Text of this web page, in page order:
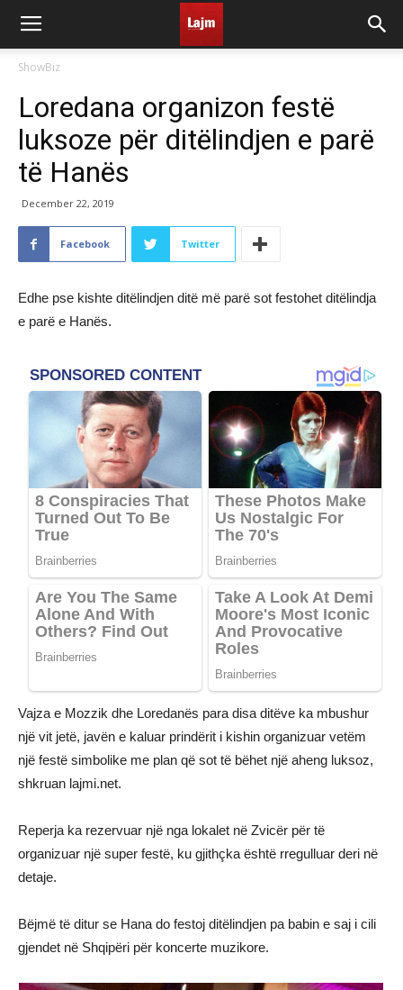
ShowBiz
Loredana organizon festë
luksoze për ditëlindjen e parë
të Hanës
December 22, 2019
Facebook Twitter
Edhe pse kishte ditëlindjen ditë më parë sot festohet ditëlindja
e parë e Hanës.
Vajza e Mozzik dhe Loredanës para disa ditëve ka mbushur
një vit jetë, javën e kaluar prindërit i kishin organizuar vetëm
një festë simbolike me plan që sot të bëhet një aheng luksoz,
shkruan lajmi.net.
Reperja ka rezervuar një nga lokalet në Zvicër për të
organizuar një super festë, ku gjithçka është rregulluar deri në
detaje.
Bëjmë të ditur se Hana do festoj ditëlindjen pa babin e saj i cili
gjendet në Shqipëri për koncerte muzikore.